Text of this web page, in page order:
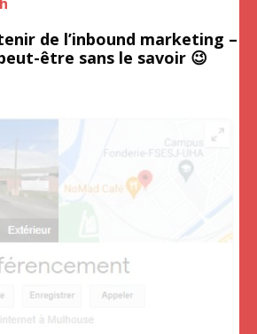
de l’inbound marketing –
être sans le savoir 😉